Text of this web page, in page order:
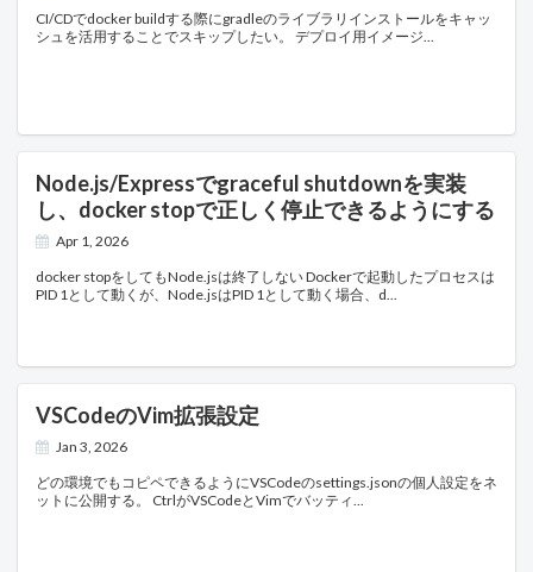
CI/CDでdocker buildする際にgradleのライブラリインストールをキャッ
シュを活用することでスキップしたい。 デプロイ用イメージ
Node.js/Expressでgraceful shutdownを実装
し、docker stopで正しく停止できるようにする
Apr 1, 2026
docker stopをしてもNode.jsは終了しない Dockerで起動したプロセスは
PID 1として動くが、Node.jsはPID 1として動く場合、d
VSCodeのVim拡張設定
Jan 3, 2026
どの環境でもコピペできるようにVSCodeのsettings.jsonの個人設定をネ
ットに公開する。 CtrlがVSCodeとVimでバッティ